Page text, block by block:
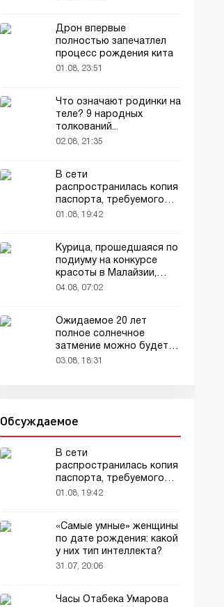
Дрон впервые
полностью запечатлел
процесс рождения кита
01.08, 23:51
Что означают родинки на
теле? 9 народных
толкований...
02.08, 21:35
В сети
распространилась копия
паспорта, требуемого
для домашних животных
01.08, 19:42
Курица, прошедшаяся по
подиуму на конкурсе
красоты в Малайзии,
привлекла внимание
04.08, 07:02
Ожидаемое 20 лет
полное солнечное
затмение можно будет
наблюдать в августе
03.08, 18:31
Обсуждаемое
В сети
распространилась копия
паспорта, требуемого
для домашних животных
01.08, 19:42
«Самые умные» женщины
по дате рождения: какой
у них тип интеллекта?
31.07, 20:06
Часы Отабека Умарова